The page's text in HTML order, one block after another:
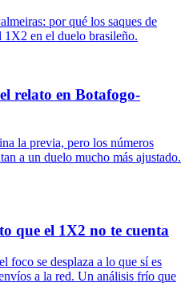
por qué los saques de
1X2 en el duelo brasileño.
relato en Botafogo-
la previa, pero los números
a un duelo mucho más ajustado.
que el 1X2 no te cuenta
foco se desplaza a lo que sí es
a la red. Un análisis frío que